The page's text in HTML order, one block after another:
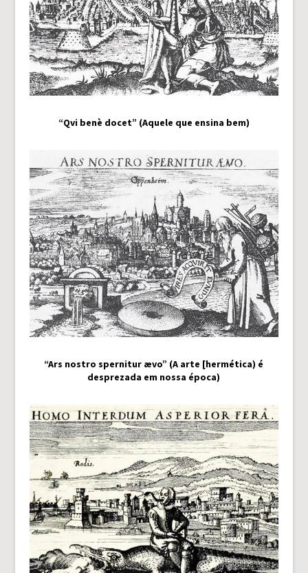
“Qvi benè docet” (Aquele que ensina bem)
“Ars nostro spernitur ævo” (A arte [hermética) é
desprezada em nossa época)